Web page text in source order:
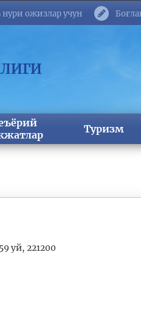
нури ожизлар учун
Туризм
уй, 221200